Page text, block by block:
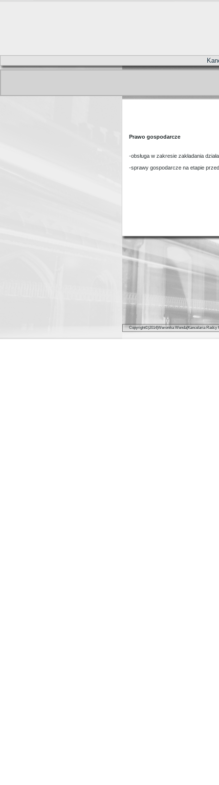
Prawo gospodarcze
-obsługa w zakresie zakładania
-sprawy gospodarcze na etapie